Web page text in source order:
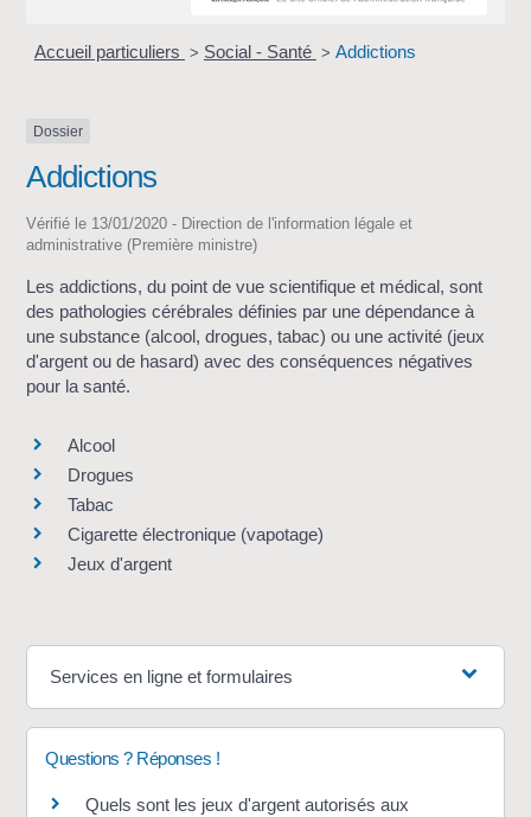
Accueil particuliers > Social - Santé > Addictions
Dossier
Addictions
Vérifié le 13/01/2020 - Direction de l'information légale et
administrative (Première ministre)
Les addictions, du point de vue scientifique et médical, sont
des pathologies cérébrales définies par une dépendance à
une substance (alcool, drogues, tabac) ou une activité (jeux
d'argent ou de hasard) avec des conséquences négatives
pour la santé.
Alcool
Drogues
Tabac
Cigarette électronique (vapotage)
Jeux d'argent
Services en ligne et formulaires
Questions ? Réponses !
Quels sont les jeux d'argent autorisés aux